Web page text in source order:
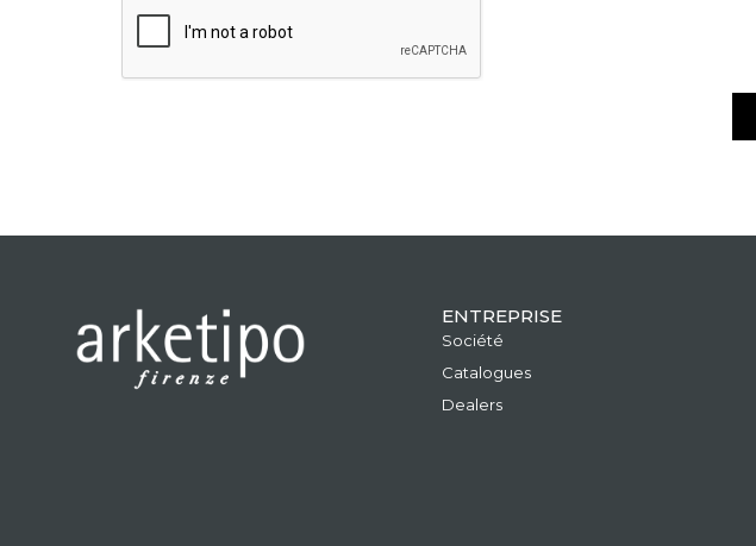
ENTREPRISE
Société
Catalogues
Dealers